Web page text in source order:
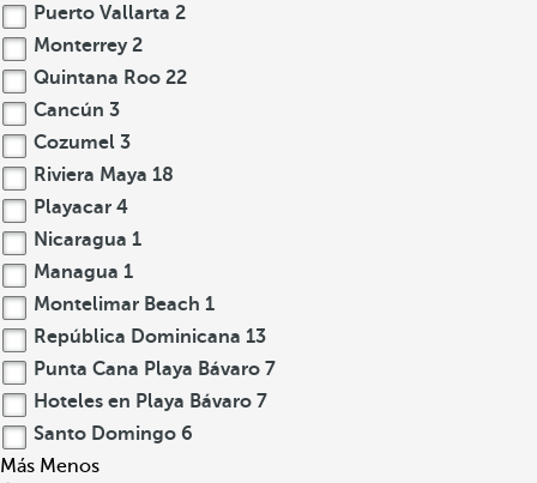
Puerto Vallarta 2
Monterrey 2
Quintana Roo 22
Cancún 3
Cozumel 3
Riviera Maya 18
Playacar 4
Nicaragua 1
Managua 1
Montelimar Beach 1
República Dominicana 13
Punta Cana Playa Bávaro 7
Hoteles en Playa Bávaro 7
Santo Domingo 6
Más Menos